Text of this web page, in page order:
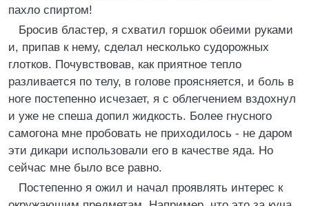
пахло спиртом!
Бросив бластер, я схватил горшок обеими руками
и, припав к нему, сделал несколько судорожных
глотков. Почувствовав, как приятное тепло
разливается по телу, в голове проясняется, и боль в
ноге постепенно исчезает, я с облегчением вздохнул
и уже не спеша допил жидкость. Более гнусного
самогона мне пробовать не приходилось - не даром
эти дикари использовали его в качестве яда. Но
сейчас мне было все равно.
Постепенно я ожил и начал проявлять интерес к